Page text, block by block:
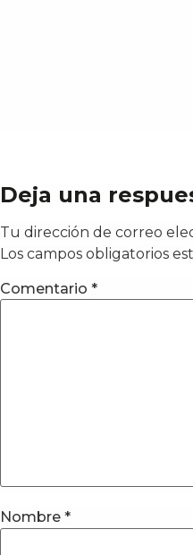
Deja una
Tu dirección de correo
Los campos obligatorios
Comentario *
Nombre *